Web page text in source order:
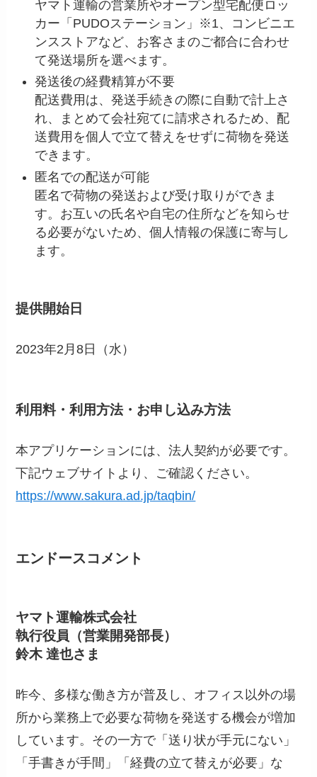
ヤマト運輸の営業所やオープン型宅配便ロッ
カー「PUDOステーション」※1、コンビニエ
ンスストアなど、お客さまのご都合に合わせ
て発送場所を選べます。
発送後の経費精算が不要
配送費用は、発送手続きの際に自動で計上さ
れ、まとめて会社宛てに請求されるため、配
送費用を個人で立て替えをせずに荷物を発送
できます。
匿名での配送が可能
匿名で荷物の発送および受け取りができま
す。お互いの氏名や自宅の住所などを知らせ
る必要がないため、個人情報の保護に寄与し
ます。
提供開始日
2023年2月8日（水）
利用料・利用方法・お申し込み方法
本アプリケーションには、法人契約が必要です。
下記ウェブサイトより、ご確認ください。
https://www.sakura.ad.jp/taqbin/
エンドースコメント
ヤマト運輸株式会社
執行役員（営業開発部長）
鈴木 達也さま
昨今、多様な働き方が普及し、オフィス以外の場
所から業務上で必要な荷物を発送する機会が増加
しています。その一方で「送り状が手元にない」
「手書きが手間」「経費の立て替えが必要」な